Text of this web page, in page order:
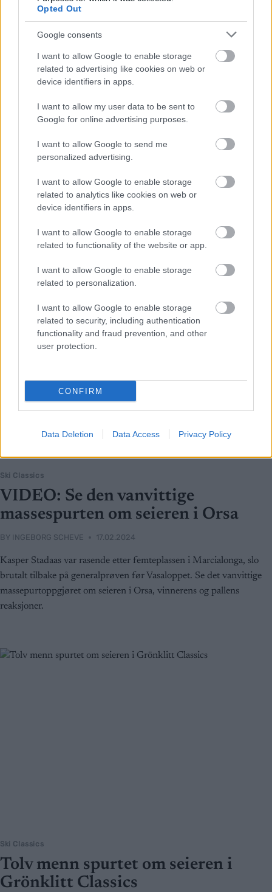
Opted Out
Google consents
I want to allow Google to enable storage
related to advertising like cookies on web or
device identifiers in apps.
I want to allow my user data to be sent to
Google for online advertising purposes.
I want to allow Google to send me
personalized advertising.
I want to allow Google to enable storage
related to analytics like cookies on web or
device identifiers in apps.
I want to allow Google to enable storage
related to functionality of the website or app.
I want to allow Google to enable storage
related to personalization.
I want to allow Google to enable storage
related to security, including authentication
functionality and fraud prevention, and other
user protection.
CONFIRM
Data Deletion Data Access Privacy Policy
Nok en suveren seier til Emilie
Fleten
HEDDA WESTBY 18.02.2024
gang var hun suveren, og tok seieren med god margin.
Ski Classics
VIDEO: Se den vanvittige
massespurten om seieren i Orsa
BY INGEBORG SCHEVE 17.02.2024
Kasper Stadaas var rasende etter femteplassen i Marcialonga, slo
brutalt tilbake på generalprøven før Vasaloppet. Se det vanvittige
massepurtoppgjøret om seieren i Orsa, vinnerens og pallens
reaksjoner.
Ski Classics
Tolv menn spurtet om seieren i
Grönklitt Classics